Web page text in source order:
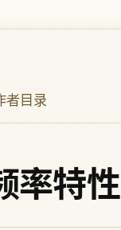
者目录
率特性